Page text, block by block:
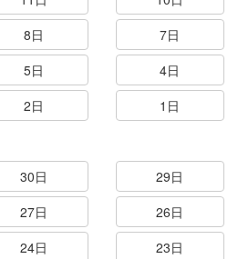
8日
7日
5日
4日
2日 1日
30日
29日
27日
26日
24日
23日